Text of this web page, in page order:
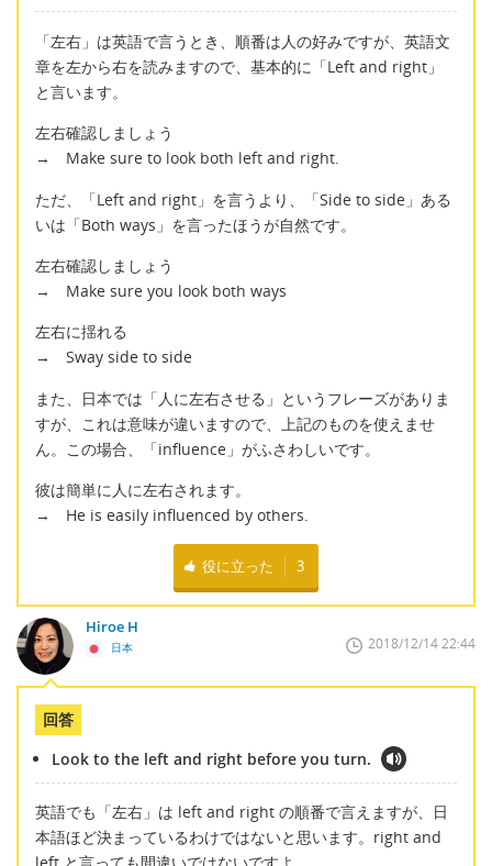
「左右」は英語で言うとき、順番は人の好みですが、英語文
章を左から右を読みますので、基本的に「Left and right」
と言います。
左右確認しましょう
→ Make sure to look both left and right.
ただ、「Left and right」を言うより、「Side to side」ある
いは「Both ways」を言ったほうが自然です。
左右確認しましょう
→ Make sure you look both ways
左右に揺れる
→ Sway side to side
また、日本では「人に左右させる」というフレーズがありま
すが、これは意味が違いますので、上記のものを使えませ
ん。この場合、「influence」がふさわしいです。
彼は簡単に人に左右されます。
→ He is easily influenced by others.
役に立った 3
Hiroe H
日本 2018/12/14 22:44
回答
Look to the left and right before you turn.
英語でも「左右」は left and right の順番で言えますが、日
本語ほど決まっているわけではないと思います。right and